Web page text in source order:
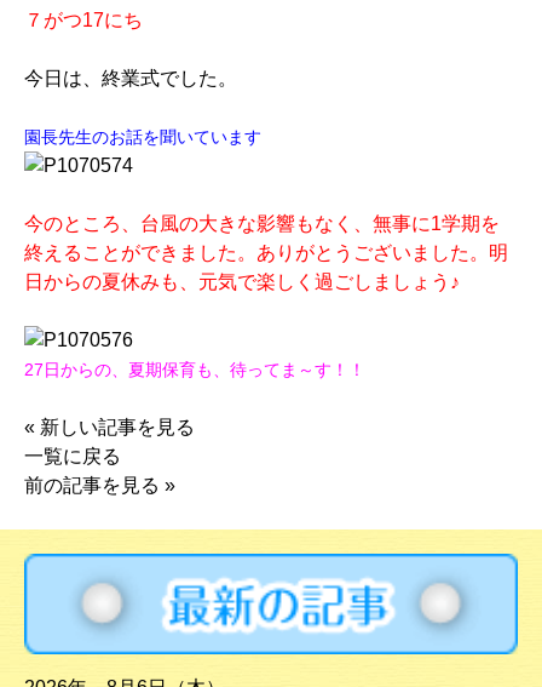
７がつ17にち
今日は、終業式でした。
園長先生のお話を聞いています
今のところ、台風の大きな影響もなく、無事に1学期を
終えることができました。ありがとうございました。明
日からの夏休みも、元気で楽しく過ごしましょう♪
27日からの、夏期保育も、待ってま～す！！
« 新しい記事を見る
一覧に戻る
前の記事を見る »